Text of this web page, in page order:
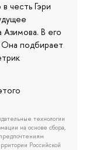
честь Гэри
В его
подбирает
технологии
на основе сбора,
Российской